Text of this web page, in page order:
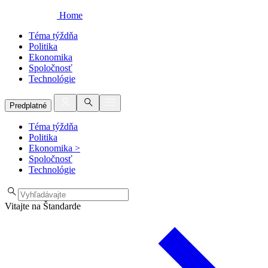
Home
Téma týždňa
Politika
Ekonomika
Spoločnosť
Technológie
Predplatné
Téma týždňa
Politika
Ekonomika >
Spoločnosť
Technológie
Vitajte na Štandarde